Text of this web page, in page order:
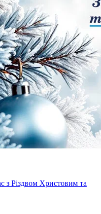
Різдвом Христовим та